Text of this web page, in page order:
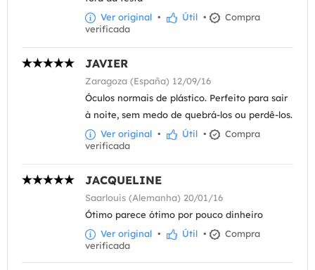
Ver original • Útil •
Compra
verificada
JAVIER
Zaragoza (España) 12/09/16
Óculos normais de plástico. Perfeito para sair
à noite, sem medo de quebrá-los ou perdê-los.
Ver original • Útil •
Compra
verificada
JACQUELINE
Saarlouis (Alemanha) 20/01/16
Ótimo parece ótimo por pouco dinheiro
Ver original • Útil •
Compra
verificada